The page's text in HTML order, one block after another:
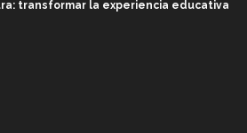
transformar la experiencia educativa